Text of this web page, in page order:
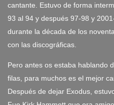
cantante. Estuvo de forma
93 al 94 y después 97-98 y
durante la década de los
con las discográficas.
Pero antes os estaba hablando
filas, para muchos es el mejor
Después de dejar Exodus,